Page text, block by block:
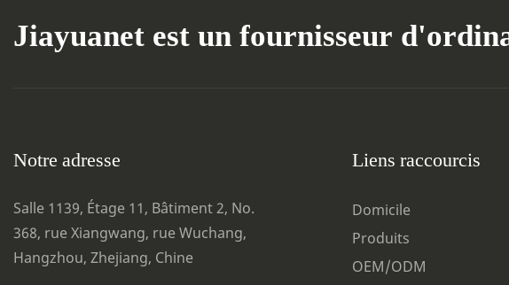
Jiayuanet est un fournisseur
Notre adresse
Salle 1139, Étage 11, Bâtiment 2, No.
368, rue Xiangwang, rue Wuchang,
Hangzhou, Zhejiang, Chine
Liens raccourcis
Domicile
Produits
OEM/ODM